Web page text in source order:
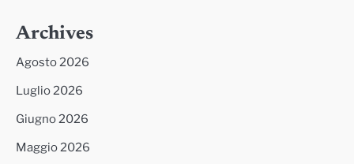
Archives
Agosto 2026
Luglio 2026
Giugno 2026
Maggio 2026